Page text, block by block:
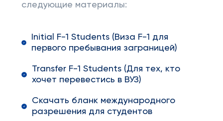
следующие материалы:
Initial F-1 Students (Виза F-1 для
первого пребывания заграницей)
Transfer F-1 Students (Для тех, кто
хочет перевестись в ВУЗ)
Скачать бланк международного
разрешения для студентов